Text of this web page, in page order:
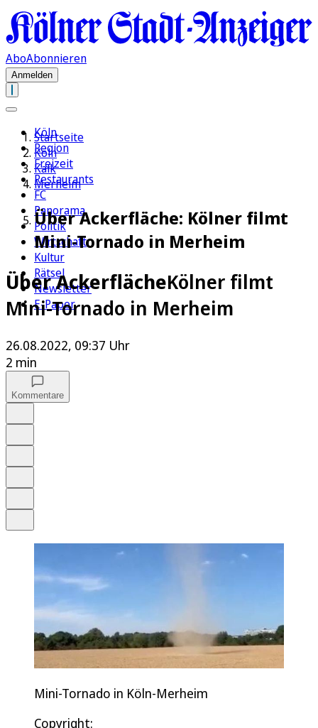
AboAbonnieren
Anmelden
Köln
Region
Freizeit
Restaurants
FC
Panorama
Politik
Wirtschaft
Kultur
Rätsel
Newsletter
E-Paper
Startseite
Köln
Kalk
Merheim
Über Ackerfläche: Kölner filmt
Mini-Tornado in Merheim
Über AckerflächeKölner filmt
Mini-Tornado in Merheim
26.08.2022, 09:37 Uhr
2 min
Kommentare
Mini-Tornado in Köln-Merheim
Copyright: